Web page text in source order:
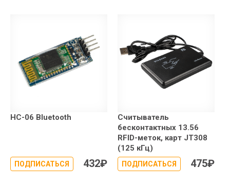
HC-06 Bluetooth
ПОДПИСАТЬСЯ 432₽
Считыватель
бесконтактных 13.56
RFID-меток, карт JT308
(125 кГц)
ПОДПИСАТЬСЯ 475₽